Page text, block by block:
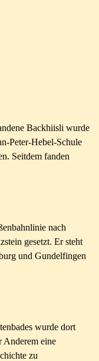
Backhiisli wurde
Peter-Hebel-Schule
Seitdem fanden
nach
gesetzt. Er steht
und Gundelfingen
wurde dort
Anderem eine
zu